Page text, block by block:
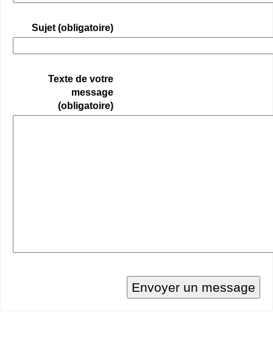
Sujet (obligatoire)
Texte de votre
message
(obligatoire)